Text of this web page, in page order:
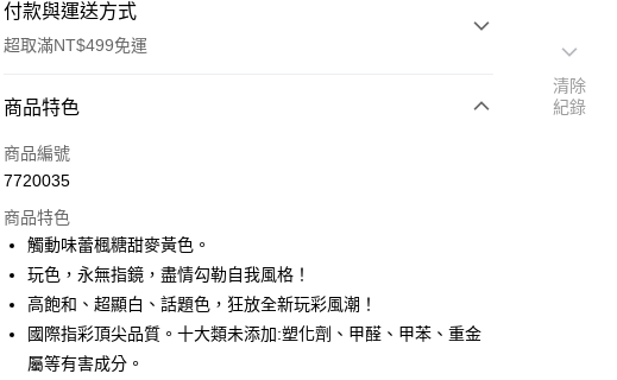
付款與運送方式
超取滿NT$499免運
付款方式
信用卡一次付款
LINE Pay
Apple Pay
街口支付
悠遊付
商品特色
商品編號
7720035
商品特色
觸動味蕾楓糖甜麥黃色。
玩色，永無指鏡，盡情勾勒自我風格！
高飽和、超顯白、話題色，狂放全新玩彩風潮！
國際指彩頂尖品質。十大類未添加:塑化劑、甲醛、甲苯、重金
屬等有害成分。
清除
紀錄